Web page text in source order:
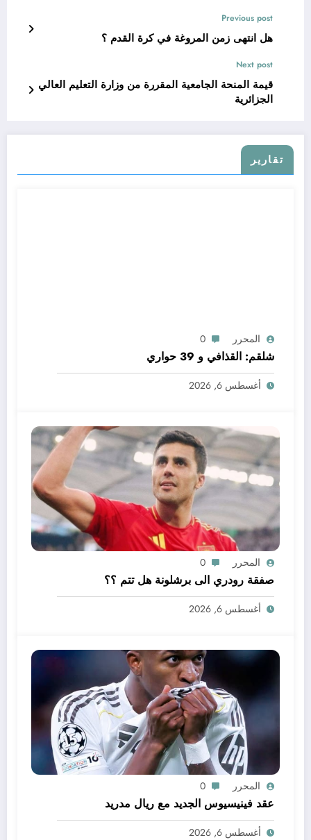
Previous post
هل انتهى زمن المروغة في كرة القدم ؟
Next post
قيمة المنحة الجامعية المقررة من وزارة التعليم العالي
الجزائرية
تقارير
المحرر 0
شلقم: القذافي و 39 حواري
أغسطس 6, 2026
المحرر 0
صفقة رودري الى برشلونة هل تتم ؟؟
أغسطس 6, 2026
المحرر 0
عقد فينيسيوس الجديد مع ريال مدريد
أغسطس 6, 2026